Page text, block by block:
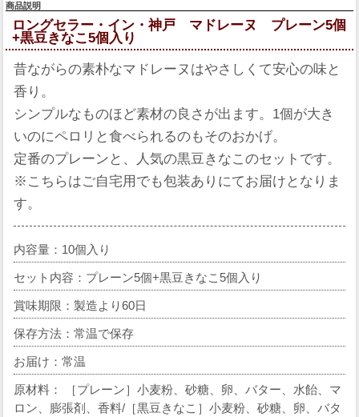
商品説明
ロングセラー・イン・神戸 マドレーヌ プレーン5個
+黒豆きなこ5個入り
昔ながらの素朴なマドレーヌはやさしくて安心の味と
香り。
シンプルなものほど素材の良さが出ます。1個が大き
いのにペロリと食べられるのもそのおかげ。
定番のプレーンと、人気の黒豆きなこのセットです。
※こちらはご自宅用でも包装ありにてお届けとなりま
す。
内容量：10個入り
セット内容：プレーン5個+黒豆きなこ5個入り
賞味期限：製造より60日
保存方法：常温で保存
お届け：常温
原材料： ［プレーン］小麦粉、砂糖、卵、バター、水飴、マ
ロン、膨張剤、香料/［黒豆きなこ］小麦粉、砂糖、卵、バタ